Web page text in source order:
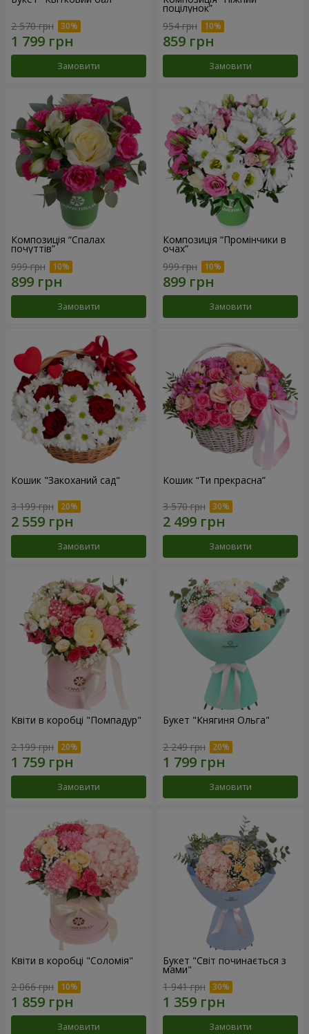
2 570 грн
Замовити
поцілунок”
954 грн
Замовити
Композиція “Спалах
почуттів”
999 грн
Замовити
Композиція “Промінчики в
очах”
999 грн
Замовити
Кошик "Закоханий сад"
3 199 грн
Замовити
Кошик “Ти прекрасна”
3 570 грн
Замовити
Квіти в коробці "Помпадур"
2 199 грн
Замовити
Букет "Княгиня Ольга"
2 249 грн
Замовити
Квіти в коробці "Соломія"
2 066 грн
Замовити
Букет "Світ починається з
мами"
1 941 грн
Замовити